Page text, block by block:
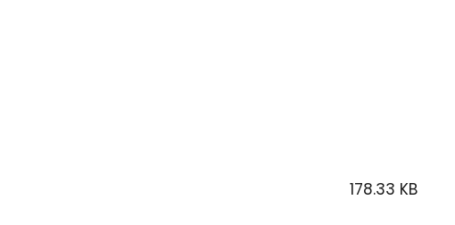
178.33 KB